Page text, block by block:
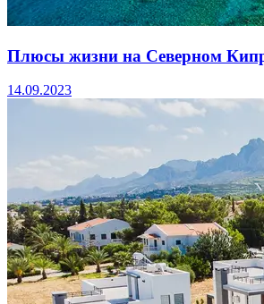
Плюсы жизни на Северном
14.09.2023